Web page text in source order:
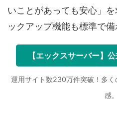
いことがあっても安心」
ックアップ機能も標準で備
【エックスサーバー】
運用サイト数230万件突破！多
感。